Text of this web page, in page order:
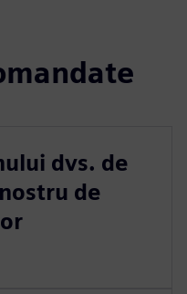
dvs. de
de